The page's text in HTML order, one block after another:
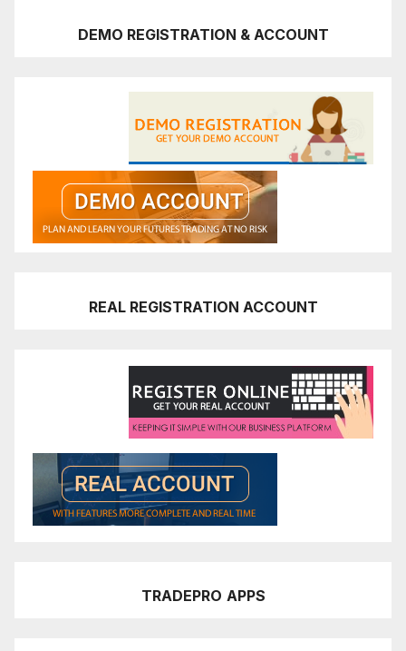
DEMO REGISTRATION & ACCOUNT
REAL REGISTRATION ACCOUNT
TRADEPRO APPS